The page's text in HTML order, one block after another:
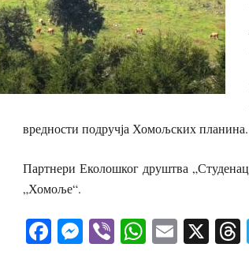
вредности подручја Хомољских планина.
Партнери Еколошког друштва
„Хомоље“.
Facebook
Messenger
Viber Email
X